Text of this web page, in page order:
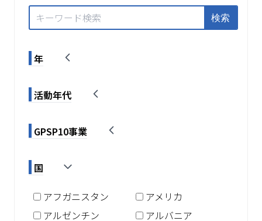
年
活動年代
GPSP10事業
国
アフガニスタン
アメリカ
アルゼンチン
アルバニア